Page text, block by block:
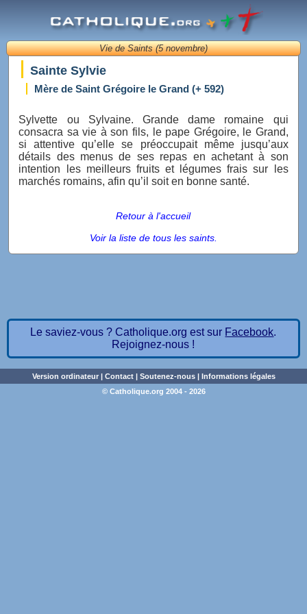
Vie de Saints (5 novembre)
Sainte Sylvie
Mère de Saint Grégoire le Grand (+ 592)
Sylvette ou Sylvaine. Grande dame romaine qui
consacra sa vie à son fils, le pape Grégoire, le Grand,
si attentive qu’elle se préoccupait même jusqu’aux
détails des menus de ses repas en achetant à son
intention les meilleurs fruits et légumes frais sur les
marchés romains, afin qu’il soit en bonne santé.
Retour à l'accueil
Voir la liste de tous les saints.
Le saviez-vous ? Catholique.org est sur Facebook.
Rejoignez-nous !
Version ordinateur| Contact| Soutenez-nous| Informations légales
© Catholique.org 2004 - 2026